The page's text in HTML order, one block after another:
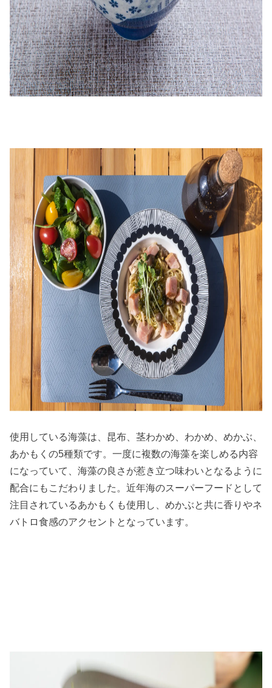
使用している海藻は、昆布、茎わかめ、わかめ、めかぶ、
あかもくの5種類です。一度に複数の海藻を楽しめる内容
になっていて、海藻の良さが惹き立つ味わいとなるように
配合にもこだわりました。近年海のスーパーフードとして
注目されているあかもくも使用し、めかぶと共に香りやネ
バトロ食感のアクセントとなっています。